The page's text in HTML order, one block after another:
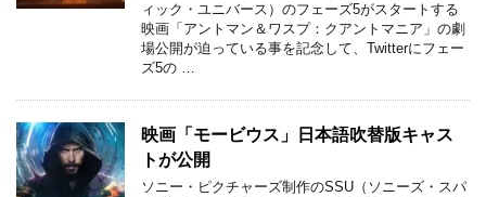
ィック・ユニバース）のフェーズ5がスタートする
映画「アントマン＆ワスプ：クアントマニア」の劇
場公開が迫っている事を記念して、Twitterにフェー
ズ5の …
映画「モービウス」日本語吹替版キャス
トが公開
ソニー・ピクチャーズ制作のSSU（ソニーズ・スパ